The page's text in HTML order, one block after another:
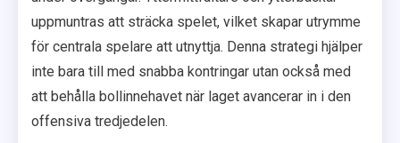
uppmuntras att sträcka spelet, vilket skapar utrymme
för centrala spelare att utnyttja. Denna strategi hjälper
inte bara till med snabba kontringar utan också med
att behålla bollinnehavet när laget avancerar in i den
offensiva tredjedelen.